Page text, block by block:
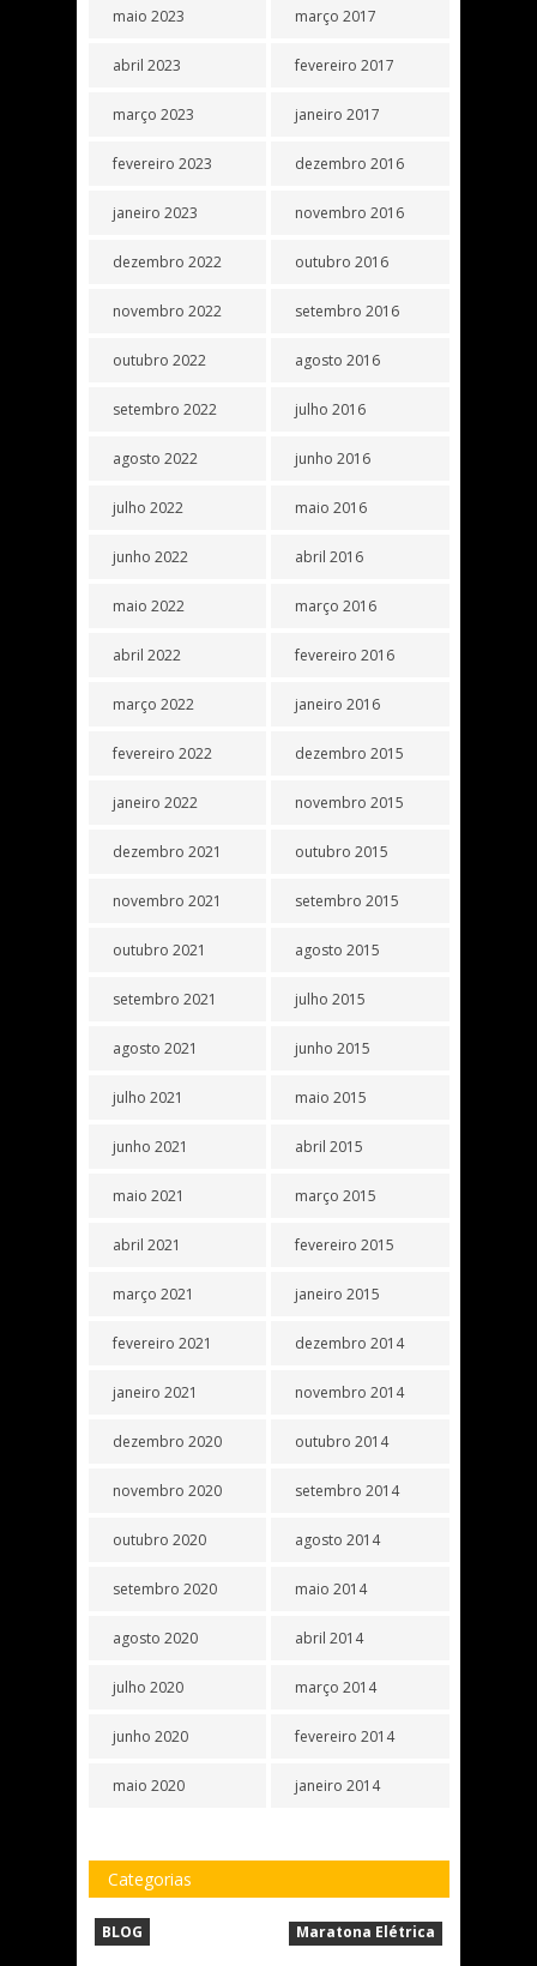
maio 2023
abril 2023
março 2023
fevereiro 2023
janeiro 2023
dezembro 2022
novembro 2022
outubro 2022
setembro 2022
agosto 2022
julho 2022
junho 2022
maio 2022
abril 2022
março 2022
fevereiro 2022
janeiro 2022
dezembro 2021
novembro 2021
outubro 2021
setembro 2021
agosto 2021
julho 2021
junho 2021
maio 2021
abril 2021
março 2021
fevereiro 2021
janeiro 2021
dezembro 2020
novembro 2020
outubro 2020
setembro 2020
agosto 2020
julho 2020
junho 2020
maio 2020
março 2017
fevereiro 2017
janeiro 2017
dezembro 2016
novembro 2016
outubro 2016
setembro 2016
agosto 2016
julho 2016
junho 2016
maio 2016
abril 2016
março 2016
fevereiro 2016
janeiro 2016
dezembro 2015
novembro 2015
outubro 2015
setembro 2015
agosto 2015
julho 2015
junho 2015
maio 2015
abril 2015
março 2015
fevereiro 2015
janeiro 2015
dezembro 2014
novembro 2014
outubro 2014
setembro 2014
agosto 2014
maio 2014
abril 2014
março 2014
fevereiro 2014
janeiro 2014
Categorias
BLOG Maratona Elétrica